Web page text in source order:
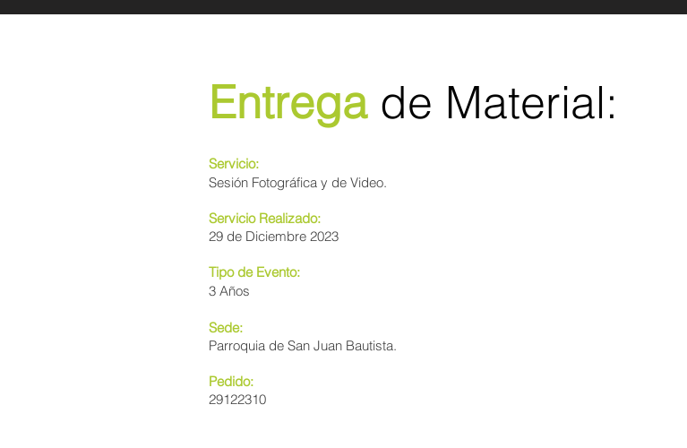
Entrega de Material:
Servicio:
Sesión Fotográfica y de Video.
Servicio Realizado:
29 de Diciembre 2023
Tipo de Evento:
3 Años
Sede:
Parroquia de San Juan Bautista.
Pedido:
29122310